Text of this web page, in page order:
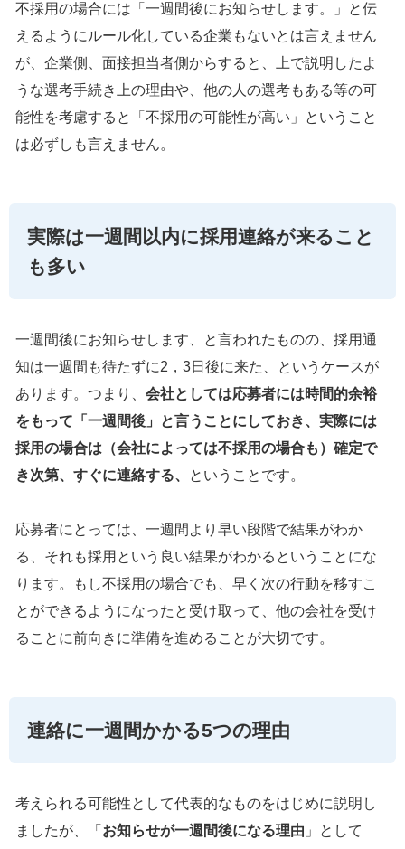
不採用の場合には「一週間後にお知らせします。」と伝
えるようにルール化している企業もないとは言えません
が、企業側、面接担当者側からすると、上で説明したよ
うな選考手続き上の理由や、他の人の選考もある等の可
能性を考慮すると「不採用の可能性が高い」ということ
は必ずしも言えません。
実際は一週間以内に採用連絡が来ること
も多い
一週間後にお知らせします、と言われたものの、採用通
知は一週間も待たずに2，3日後に来た、というケースが
あります。つまり、 会社としては応募者には時間的余裕
をもって「一週間後」と言うことにしておき、実際には
採用の場合は（会社によっては不採用の場合も）確定で
き次第、すぐに連絡する、
ということです。
応募者にとっては、一週間より早い段階で結果がわか
る、それも採用という良い結果がわかるということにな
ります。もし不採用の場合でも、早く次の行動を移すこ
とができるようになったと受け取って、他の会社を受け
ることに前向きに準備を進めることが大切です。
連絡に一週間かかる5つの理由
考えられる可能性として代表的なものをはじめに説明し
ましたが、「 お知らせが一週間後になる理由 」として